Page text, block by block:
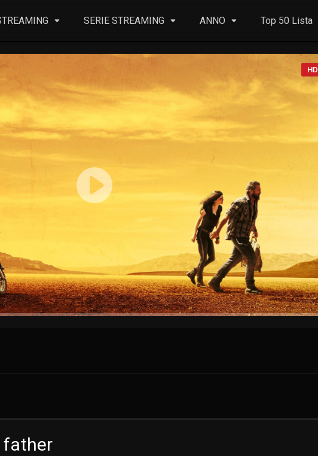
SERIE STREAMING ANNO Top 50 Lista
HD
father